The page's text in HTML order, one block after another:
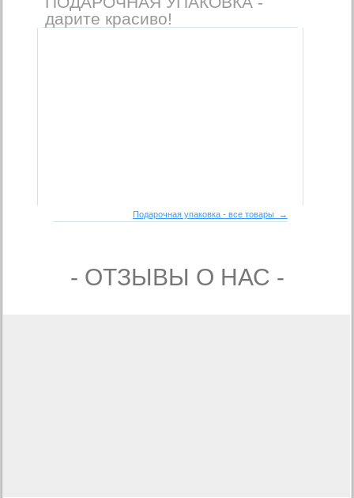
дарите красиво!
Подарочная упаковка - все товары →
- ОТЗЫВЫ О НАС -